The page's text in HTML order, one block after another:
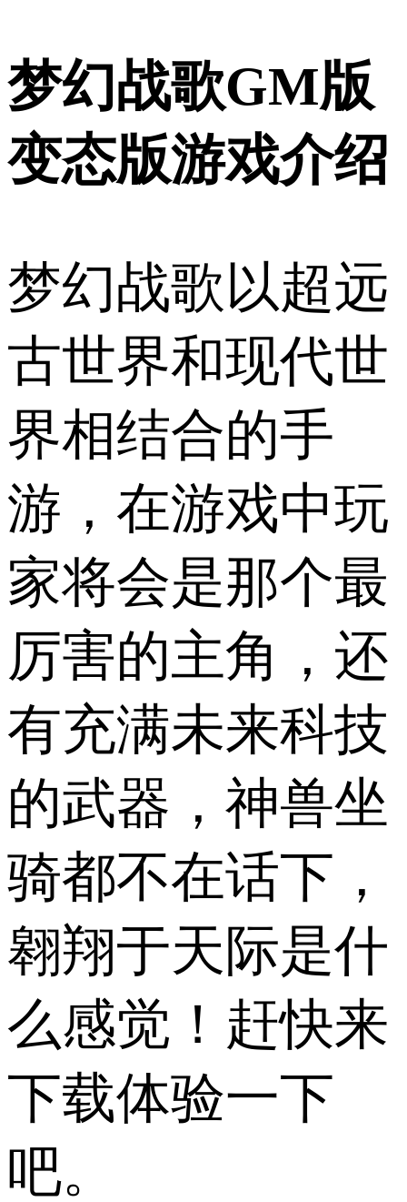
梦幻战歌GM版
变态版游戏介绍
梦幻战歌以超远
古世界和现代世
界相结合的手
游，在游戏中玩
家将会是那个最
厉害的主角，还
有充满未来科技
的武器，神兽坐
骑都不在话下，
翱翔于天际是什
么感觉！赶快来
下载体验一下
吧。